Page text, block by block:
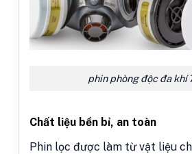
phin phòng độc đa khí
Chất liệu bền bỉ, an toàn
Phin lọc được làm từ vật liệu